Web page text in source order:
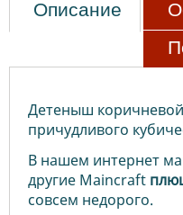
Описание
Детеныш
причудливого
В нашем интернет
другие Maincraft
совсем недорого.